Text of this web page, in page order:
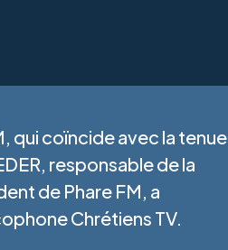
qui coïncide avec la tenue
responsable de la
de Phare FM, a
Chrétiens TV.